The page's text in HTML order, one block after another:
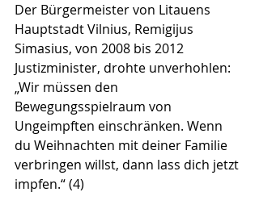
Der Bürgermeister von Litauens
Hauptstadt Vilnius, Remigijus
Simasius, von 2008 bis 2012
Justizminister, drohte unverhohlen:
„Wir müssen den
Bewegungsspielraum von
Ungeimpften einschränken. Wenn
du Weihnachten mit deiner Familie
verbringen willst, dann lass dich jetzt
impfen.“ (4)